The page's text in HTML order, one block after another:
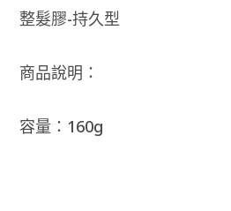
整髮膠-持久型
商品說明：
容量：160g